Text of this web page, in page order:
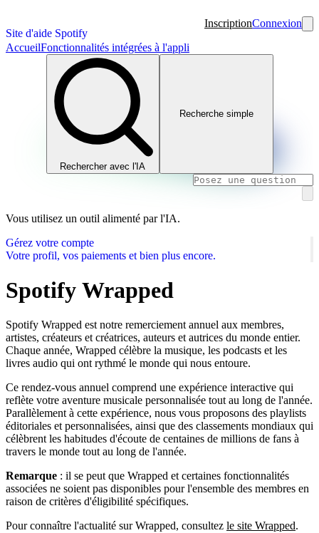
Site d'aide Spotify
InscriptionConnexion
AccueilFonctionnalités intégrées à l'appli
Rechercher avec l'IA
Recherche simple
Vous utilisez un outil alimenté par l'IA.
Gérez votre compte
Votre profil, vos paiements et bien plus encore.
Spotify Wrapped
Spotify Wrapped est notre remerciement annuel aux membres,
artistes, créateurs et créatrices, auteurs et autrices du monde entier.
Chaque année, Wrapped célèbre la musique, les podcasts et les
livres audio qui ont rythmé le monde qui nous entoure.
Ce rendez-vous annuel comprend une expérience interactive qui
reflète votre aventure musicale personnalisée tout au long de l'année.
Parallèlement à cette expérience, nous vous proposons des playlists
éditoriales et personnalisées, ainsi que des classements mondiaux qui
célèbrent les habitudes d'écoute de centaines de millions de fans à
travers le monde tout au long de l'année.
Remarque : il se peut que Wrapped et certaines fonctionnalités
associées ne soient pas disponibles pour l'ensemble des membres en
raison de critères d'éligibilité spécifiques.
Pour connaître l'actualité sur Wrapped, consultez le site Wrapped.